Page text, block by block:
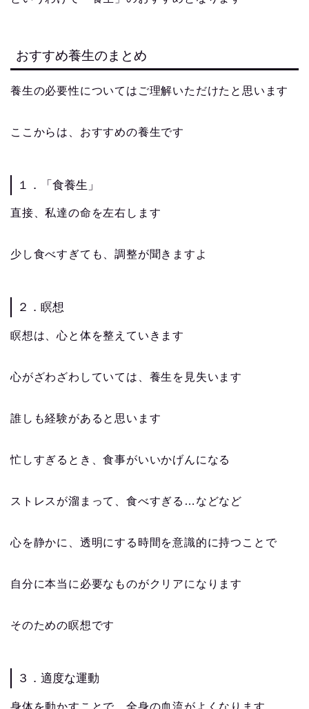
おすすめ養生のまとめ
養生の必要性についてはご理解いただけたと思います
ここからは、おすすめの養生です
１．「食養生」
直接、私達の命を左右します
少し食べすぎても、調整が聞きますよ
２．瞑想
瞑想は、心と体を整えていきます
心がざわざわしていては、養生を見失います
誰しも経験があると思います
忙しすぎるとき、食事がいいかげんになる
ストレスが溜まって、食べすぎる…などなど
心を静かに、透明にする時間を意識的に持つことで
自分に本当に必要なものがクリアになります
そのための瞑想です
３．適度な運動
身体を動かすことで、全身の血流がよくなります